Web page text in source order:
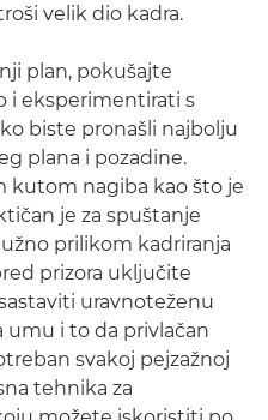
velik dio kadra.
plan, pokušajte
i eksperimentirati s
biste pronašli najbolju
plana i pozadine.
kutom nagiba kao što je
je za spuštanje
prilikom kadriranja
prizora uključite
uravnoteženu
umu i to da privlačan
svakoj pejzažnoj
tehnika za